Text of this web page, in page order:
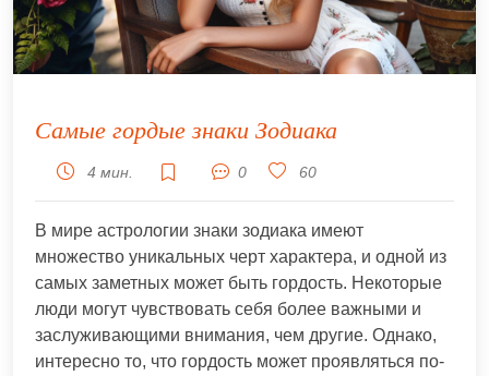
Самые гордые знаки Зодиака
4 мин. 0 60
В мире астрологии знаки зодиака имеют
множество уникальных черт характера, и одной из
самых заметных может быть гордость. Некоторые
люди могут чувствовать себя более важными и
заслуживающими внимания, чем другие. Однако,
интересно то, что гордость может проявляться по-